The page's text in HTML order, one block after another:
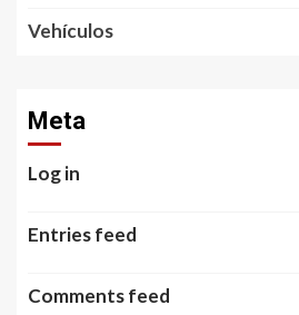
Vehículos
Meta
Log in
Entries feed
Comments feed